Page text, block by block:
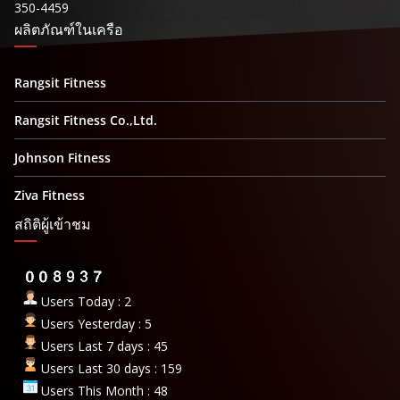
350-4459
ผลิตภัณฑ์ในเครือ
Rangsit Fitness
Rangsit Fitness Co.,Ltd.
Johnson Fitness
Ziva Fitness
สถิติผู้เข้าชม
Users Today : 2
Users Yesterday : 5
Users Last 7 days : 45
Users Last 30 days : 159
Users This Month : 48